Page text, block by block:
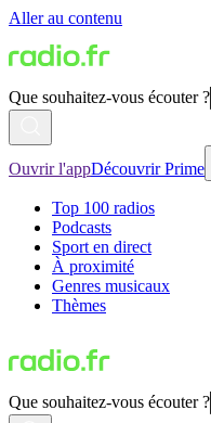
Aller au contenu
Que souhaitez-vous écouter ?
Ouvrir l'appDécouvrir Prime
Top 100 radios
Podcasts
Sport en direct
À proximité
Genres musicaux
Thèmes
Que souhaitez-vous écouter ?